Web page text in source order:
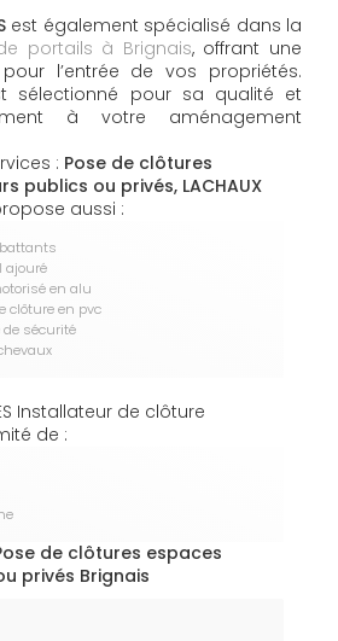
est également spécialisé dans la
portails à Brignais, offrant une
l’entrée de vos propriétés.
sélectionné pour sa qualité et
à votre aménagement
: Pose de clôtures
publics ou privés, LACHAUX
aussi :
ajouré
en alu
clôture en pvc
sécurité
Installateur de clôture
de :
de clôtures espaces
privés Brignais